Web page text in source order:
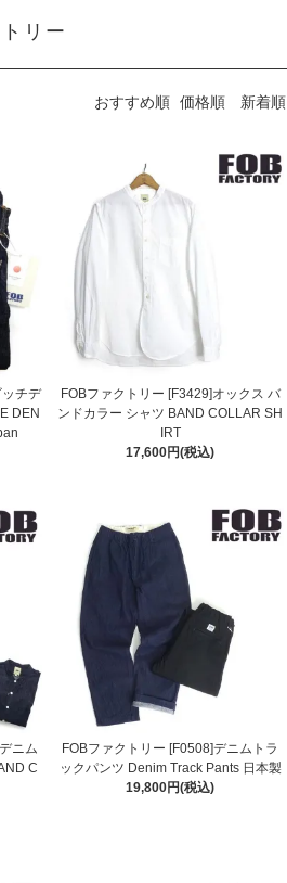
リー
おすすめ順 価格順 新着順
チデ
DEN
FOBファクトリー [F3429]オックス バ
ンドカラー シャツ BAND COLLAR SH
IRT
17,600円(税込)
ニム
C
FOBファクトリー [F0508]デニムトラ
ックパンツ Denim Track Pants 日本製
19,800円(税込)